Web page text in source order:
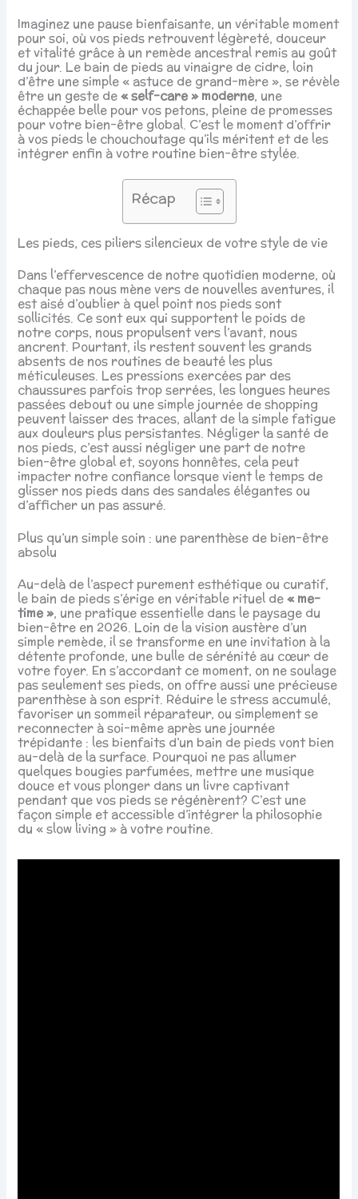
Imaginez une pause bienfaisante, un véritable moment
pour soi, où vos pieds retrouvent légèreté, douceur
et vitalité grâce à un remède ancestral remis au goût
du jour. Le bain de pieds au vinaigre de cidre, loin
d’être une simple « astuce de grand-mère », se révèle
être un geste de« self-care » moderne, une
échappée belle pour vos petons, pleine de promesses
pour votre bien-être global. C’est le moment d’offrir
à vos pieds le chouchoutage qu’ils méritent et de les
intégrer enfin à votre routine bien-être stylée.
Récap
Les pieds, ces piliers silencieux de votre style de vie
Dans l’effervescence de notre quotidien moderne, où
chaque pas nous mène vers de nouvelles aventures, il
est aisé d’oublier à quel point nos pieds sont
sollicités. Ce sont eux qui supportent le poids de
notre corps, nous propulsent vers l’avant, nous
ancrent. Pourtant, ils restent souvent les grands
absents de nos routines de beauté les plus
méticuleuses. Les pressions exercées par des
chaussures parfois trop serrées, les longues heures
passées debout ou une simple journée de shopping
peuvent laisser des traces, allant de la simple fatigue
aux douleurs plus persistantes. Négliger la santé de
nos pieds, c’est aussi négliger une part de notre
bien-être global et, soyons honnêtes, cela peut
impacter notre confiance lorsque vient le temps de
glisser nos pieds dans des sandales élégantes ou
d’afficher un pas assuré.
Plus qu’un simple soin : une parenthèse de bien-être
absolu
Au-delà de l’aspect purement esthétique ou curatif,
le bain de pieds s’érige en véritable rituel de« me-
time », une pratique essentielle dans le paysage du
bien-être en 2026. Loin de la vision austère d’un
simple remède, il se transforme en une invitation à la
détente profonde, une bulle de sérénité au cœur de
votre foyer. En s’accordant ce moment, on ne soulage
pas seulement ses pieds, on offre aussi une précieuse
parenthèse à son esprit. Réduire le stress accumulé,
favoriser un sommeil réparateur, ou simplement se
reconnecter à soi-même après une journée
trépidante : les bienfaits d’un bain de pieds vont bien
au-delà de la surface. Pourquoi ne pas allumer
quelques bougies parfumées, mettre une musique
douce et vous plonger dans un livre captivant
pendant que vos pieds se régénèrent? C’est une
façon simple et accessible d’intégrer la philosophie
du « slow living » à votre routine.